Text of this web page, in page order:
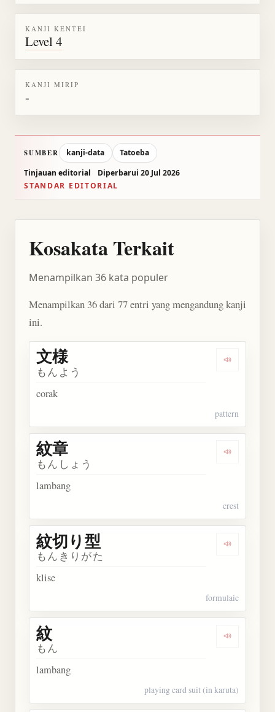
KANJI KENTEI
Level 4
KANJI MIRIP
-
SUMBER kanji-data
Tatoeba
Tinjauan editorial
Diperbarui 20 Jul 2026
STANDAR EDITORIAL
Kosakata Terkait
Menampilkan 36 kata populer
Menampilkan 36 dari 77 entri yang mengandung kanji
ini.
Dengarkan
文様
もんよう
corak
pattern
Dengarkan
紋章
もんしょう
lambang
crest
Dengarkan
紋切り型
もんきりがた
klise
formulaic
Dengarkan
紋
もん
lambang
playing card suit (in karuta)